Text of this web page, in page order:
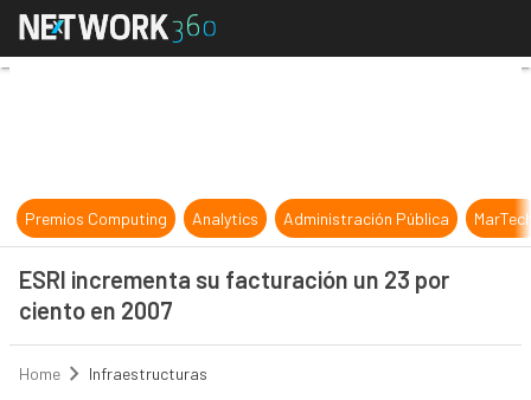
ESRI incrementa su facturación
Premios Computing Analytics Administración Pública
ESRI incrementa su facturación un 23 por
ciento en 2007
Home Infraestructuras